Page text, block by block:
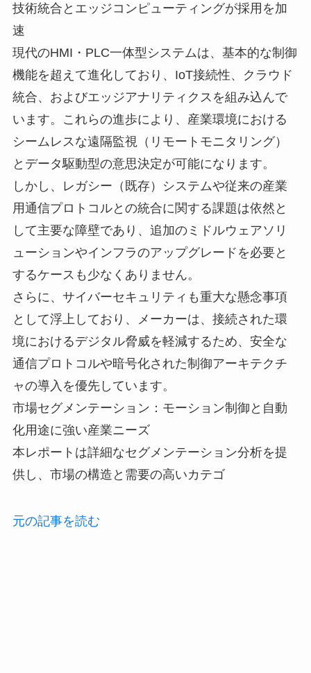
技術統合とエッジコンピューティングが採用を加
速
現代のHMI・PLC一体型システムは、基本的な制御
機能を超えて進化しており、IoT接続性、クラウド
統合、およびエッジアナリティクスを組み込んで
います。これらの進歩により、産業環境における
シームレスな遠隔監視（リモートモニタリング）
とデータ駆動型の意思決定が可能になります。
しかし、レガシー（既存）システムや従来の産業
用通信プロトコルとの統合に関する課題は依然と
して主要な障壁であり、追加のミドルウェアソリ
ューションやインフラのアップグレードを必要と
するケースも少なくありません。
さらに、サイバーセキュリティも重大な懸念事項
として浮上しており、メーカーは、接続された環
境におけるデジタル脅威を軽減するため、安全な
通信プロトコルや暗号化された制御アーキテクチ
ャの導入を優先しています。
市場セグメンテーション：モーション制御と自動
化用途に強い産業ニーズ
本レポートは詳細なセグメンテーション分析を提
供し、市場の構造と需要の高いカテゴ
元の記事を読む